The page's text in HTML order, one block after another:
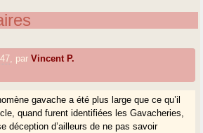
parVincent P.
gavache a été plus large que ce qu’il
quand furent identifiées les Gavacheries,
déception d’ailleurs de ne pas savoir